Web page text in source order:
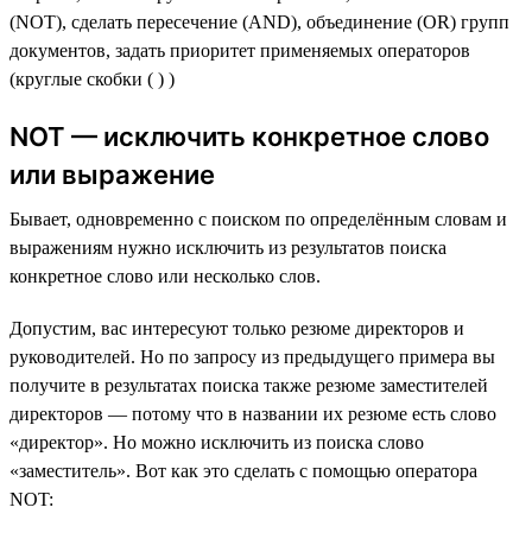
(NOT), сделать пересечение (AND), объединение (OR) групп
документов, задать приоритет применяемых операторов
(круглые скобки ( ) )
NOT — исключить конкретное слово
или выражение
Бывает, одновременно с поиском по определённым словам и
выражениям нужно исключить из результатов поиска
конкретное слово или несколько слов.
Допустим, вас интересуют только резюме директоров и
руководителей. Но по запросу из предыдущего примера вы
получите в результатах поиска также резюме заместителей
директоров — потому что в названии их резюме есть слово
«директор». Но можно исключить из поиска слово
«заместитель». Вот как это сделать с помощью оператора
NOT: